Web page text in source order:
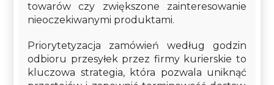
towarów czy zwiększone zainteresowanie
nieoczekiwanymi produktami.
Priorytetyzacja zamówień według godzin
odbioru przesyłek przez firmy kurierskie to
kluczowa strategia, która pozwala uniknąć